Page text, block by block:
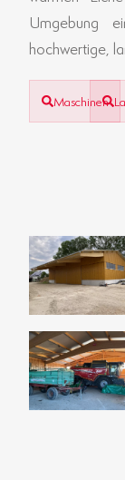
Umgebung
hochwertige,
Maschinen